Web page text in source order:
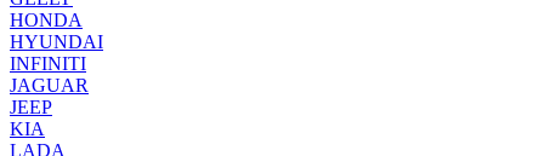
HONDA
HYUNDAI
INFINITI
JAGUAR
JEEP
KIA
LADA